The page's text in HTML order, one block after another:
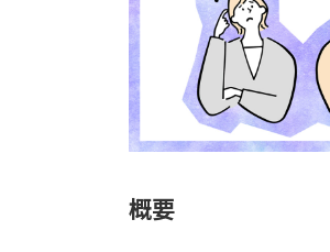
概要